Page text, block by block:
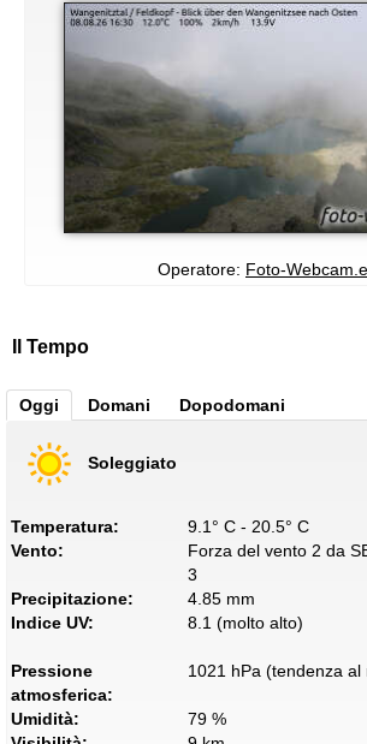
Operatore: Foto-
Il Tempo
Oggi Domani Dopodomani
Soleggiato
Temperatura:
9.1° C - 20.5° C
Vento:
Forza del vento 2 da
3
Precipitazione:
4.85 mm
Indice UV:
8.1 (molto alto)
Pressione
atmosferica:
1021 hPa (tendenza al
Umidità:
79 %